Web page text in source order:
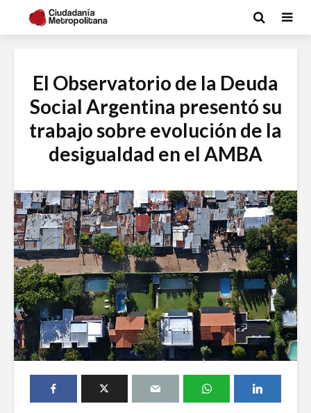
El Observatorio de la Deuda
Social Argentina presentó su
trabajo sobre evolución de la
desigualdad en el AMBA